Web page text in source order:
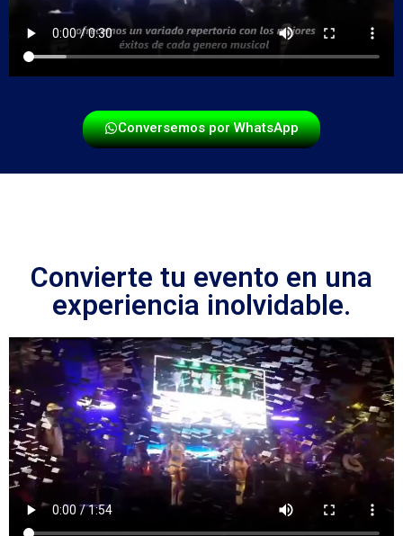
Conversemos por WhatsApp
Convierte tu evento en una
experiencia inolvidable.